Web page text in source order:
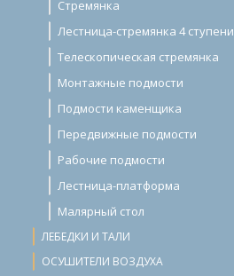
Стремянка
Лестница-стремянка 4 ступени
Телескопическая стремянка
Монтажные подмости
Подмости каменщика
Передвижные подмости
Рабочие подмости
Лестница-платформа
Малярный стол
ЛЕБЕДКИ И ТАЛИ
ОСУШИТЕЛИ ВОЗДУХА